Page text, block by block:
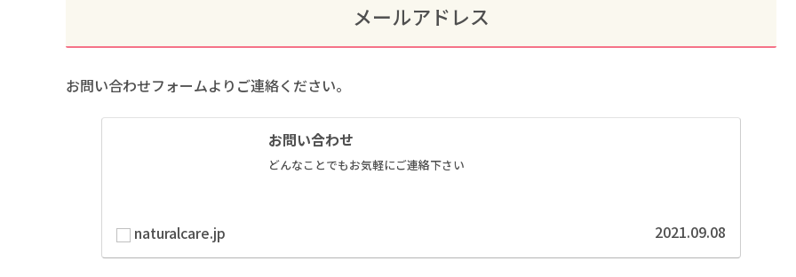
メールアドレス
お問い合わせフォームよりご連絡ください。
お問い合わせ
どんなことでもお気軽にご連絡下さい
naturalcare.jp 2021.09.08